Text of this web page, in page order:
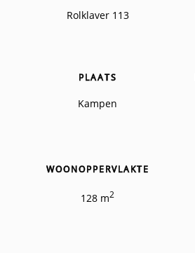
Rolklaver 113
PLAATS
Kampen
WOONOPPERVLAKTE
128 m2